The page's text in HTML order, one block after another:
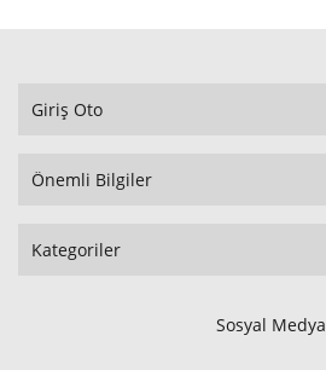
Giriş Oto
Önemli Bilgiler
Kategoriler
Sosyal Medya